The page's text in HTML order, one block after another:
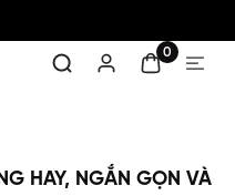
0
HAY, NGẮN GỌN VÀ